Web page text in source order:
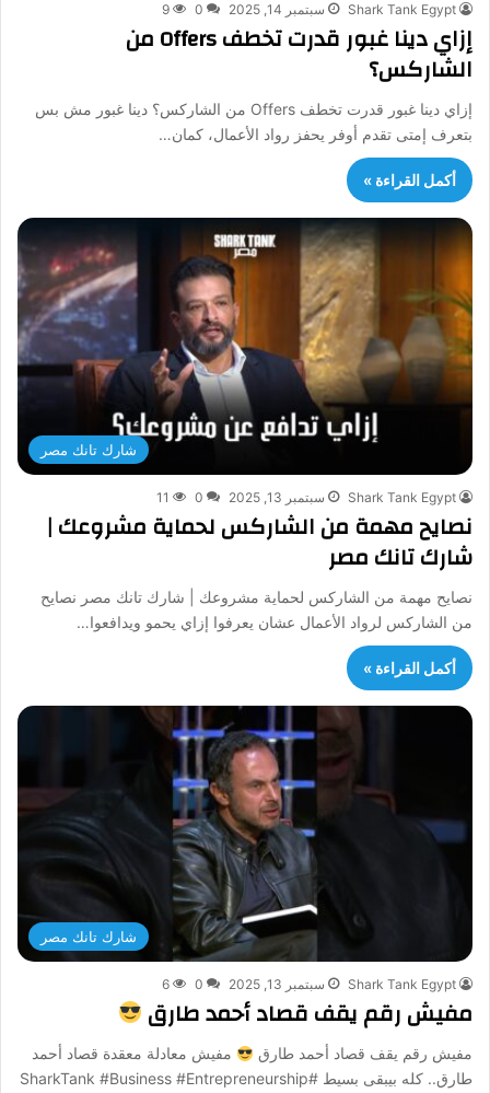
Shark Tank Egypt سبتمبر 14, 2025 0
9
إزاي دينا غبور قدرت تخطف Offers من
الشاركس؟
إزاي دينا غبور قدرت تخطف Offers من الشاركس؟ دينا غبور مش بس
بتعرف إمتى تقدم أوفر يحفز رواد الأعمال، كمان…
أكمل القراءة »
شارك تانك مصر
Shark Tank Egypt سبتمبر 13, 2025 0
11
نصايح مهمة من الشاركس لحماية مشروعك |
شارك تانك مصر
نصايح مهمة من الشاركس لحماية مشروعك | شارك تانك مصر نصايح
من الشاركس لرواد الأعمال عشان يعرفوا إزاي يحمو ويدافعوا…
أكمل القراءة »
شارك تانك مصر
Shark Tank Egypt سبتمبر 13, 2025 0
6
مفيش رقم يقف قصاد أحمد طارق
مفيش رقم يقف قصاد أحمد طارق
مفيش معادلة معقدة قصاد أحمد
طارق.. كله بيبقى بسيط #SharkTank #Business #Entrepreneurship